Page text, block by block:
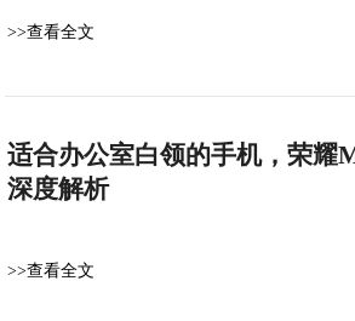
>>查看全文
适合办公室白领的手机，荣耀
深度解析
>>查看全文